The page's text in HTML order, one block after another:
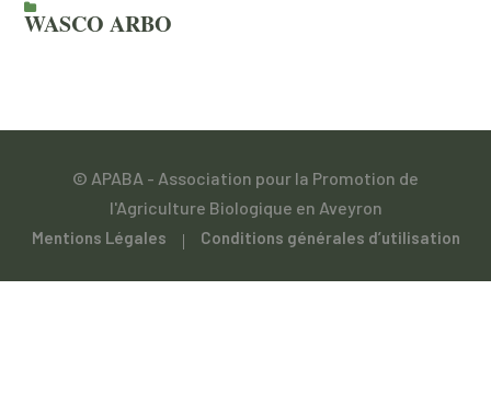
WASCO ARBO
© APABA - Association pour la Promotion de
l'Agriculture Biologique en Aveyron
Mentions Légales Conditions générales d’utilisation